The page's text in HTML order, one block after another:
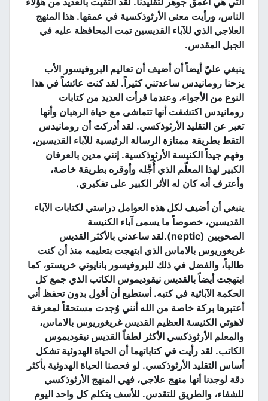
الناس، ورأيت معنى الأرثوذكسية في عمقها.هذا المنهج
العلاجي الذي للآباء القديسين تمت المحافظة عليه في
الجبل المقدس.
ينبغي عليّ أيضاً أن أضيف أن تعاليم البروفيسور الأب
يزحنا رومانيدس ساعدتني كثيراً. لقد كنت عائشاً في هذا
النوع من الأجواء، وعندما قرأت العديد من كتابات
رومانيدس اكتشفت أنها تتماشى مع حياة الرهبان وأنها
تعبر عن التقليد الأرثوذكسي.لقد أدركت أن رومانيدس
التقط بطريقة ممتازة الرسالة الرئيسية للآباء القديسين،
وفهم جيداً الكنيسة الأرثوذكسية.إنني مدين بالعرفان
الكبير لهذا المعلّم الذي أُجِّله وأوقره بطريقة خاصة،
وأعترف أنه كان له الأثر الكبير على تفكيري .
ينبغي أن أضيف لكل هذه العوامل دراستي لكتابات الآباء
القديسين، خصوصاً ما يسمى آباء الكنيسة
الصحويين(
neptic
).لقد ساعدني بالأكثر القديس
غريغوريوس بالاماس الذي ابتهجت بتعليمه منذ أن كنت
طالباً، والفضل في ذلك للبروفيسور بانايوتي خريستو، كما
ابتهجت أيضاً بالقديس نيقوديموس الكاتب الذي جمع كل
الحكمة الآبائية في كتبه.أستطيع أن أقول بدون تحفظ أني
أعتبرها بركة خاصة من الله أنني وُجدت مستحقاً لمعرفة
لاهوتي الكنيسة العظيم القديس غريغوريوس بالاماس،
والمعلم الأرثوذكسي الأكثر لطفاً القديس نيقوديموس
الكاتب.لقد رأيت في كتاباتهما أن الحياة الهدوئية تشكل
أساس التقليد الأرثوذكسي.لو فحصنا الحياة الهدوئية بأكثر
دقة لوجدنا أنها منهج علاجي، فهي المنهج الأرثوذكسي
للشفاء، والطريق للتقدس. للأسف يتكلم كل واحد اليوم